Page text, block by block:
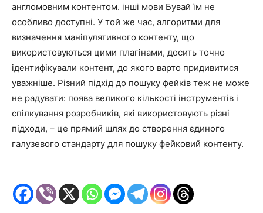
англомовним контентом. інші мови Бувай їм не
особливо доступні. У той же час, алгоритми для
визначення маніпулятивного контенту, що
використовуються цими плагінами, досить точно
ідентифікували контент, до якого варто придивитися
уважніше. Різний підхід до пошуку фейків теж не може
не радувати: поява великого кількості інструментів і
спілкування розробників, які використовують різні
підходи, – це прямий шлях до створення єдиного
галузевого стандарту для пошуку фейковий контенту.